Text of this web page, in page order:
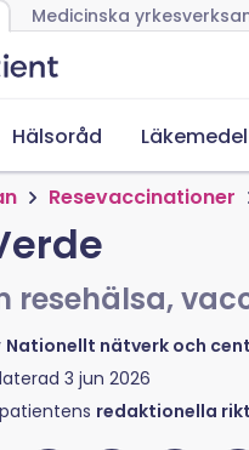
Medicinska
Hälsoråd
Resevaccinationer
resehälsa,
Nationellt nätverk och
3 jun 2026
redaktionella